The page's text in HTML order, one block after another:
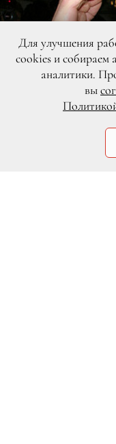
Для улучшения
cookies и собираем
аналитики.
вы